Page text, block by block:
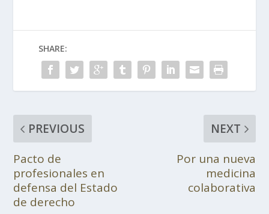
SHARE:
PREVIOUS
Pacto de
profesionales en
defensa del Estado
de derecho
NEXT
Por una nueva
medicina
colaborativa